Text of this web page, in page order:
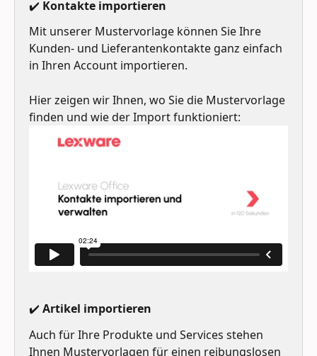
✔️ Kontakte importieren
Mit unserer Mustervorlage können Sie Ihre
Kunden- und Lieferantenkontakte ganz einfach
in Ihren Account importieren.
Hier zeigen wir Ihnen, wo Sie die Mustervorlage
finden und wie der Import funktioniert:
✔️ Artikel importieren
Auch für Ihre Produkte und Services stehen
Ihnen Mustervorlagen für einen reibungslosen